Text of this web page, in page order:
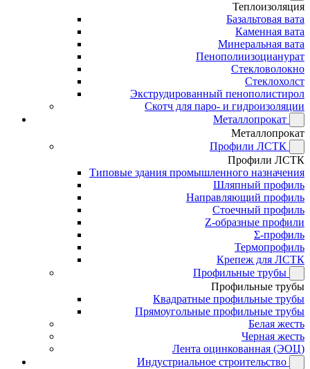
Теплоизоляция
Базальтовая вата
Каменная вата
Минеральная вата
Пенополиизоцианурат
Стекловолокно
Стеклохолст
Экструдированный пенополистирол
Скотч для паро- и гидроизоляции
Металлопрокат
Металлопрокат
Профили ЛСТК
Профили ЛСТК
Типовые здания промышленного назначения
Шляпный профиль
Направляющий профиль
Стоечный профиль
Z-образные профили
Σ-профиль
Термопрофиль
Крепеж для ЛСТК
Профильные трубы
Профильные трубы
Квадратные профильные трубы
Прямоугольные профильные трубы
Белая жесть
Черная жесть
Лента оцинкованная (ЭОЦ)
Индустриальное строительство